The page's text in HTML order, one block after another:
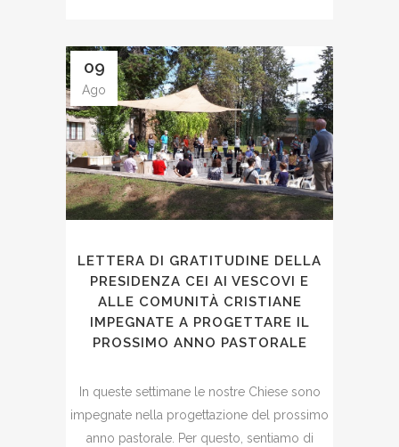
09
Ago
LETTERA DI GRATITUDINE DELLA
PRESIDENZA CEI AI VESCOVI E
ALLE COMUNITÀ CRISTIANE
IMPEGNATE A PROGETTARE IL
PROSSIMO ANNO PASTORALE
In queste settimane le nostre Chiese sono
impegnate nella progettazione del prossimo
anno pastorale. Per questo, sentiamo di